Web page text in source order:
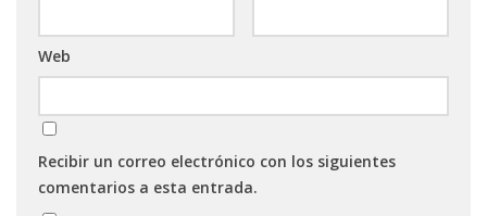
Web
Recibir un correo electrónico con los siguientes
comentarios a esta entrada.